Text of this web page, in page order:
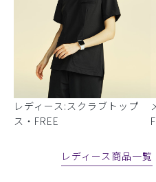
レディース:スクラブトップ
ス・FREE
レディース商品一覧